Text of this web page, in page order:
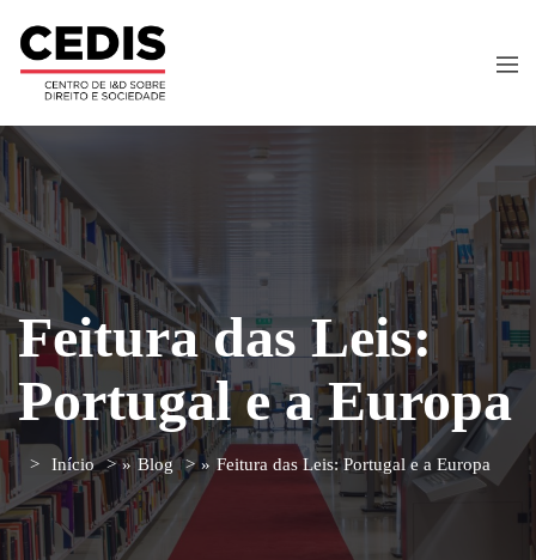
Feitura das Leis:
Portugal e a Europa
Início » Blog » Feitura das Leis: Portugal e a Europa